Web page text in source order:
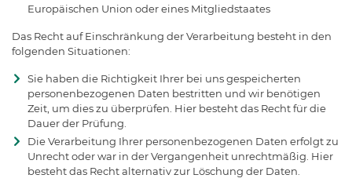
Europäischen Union oder eines Mitgliedstaates
Das Recht auf Einschränkung der Verarbeitung besteht in den
folgenden Situationen:
Sie haben die Richtigkeit Ihrer bei uns gespeicherten
personenbezogenen Daten bestritten und wir benötigen
Zeit, um dies zu überprüfen. Hier besteht das Recht für die
Dauer der Prüfung.
Die Verarbeitung Ihrer personenbezogenen Daten erfolgt zu
Unrecht oder war in der Vergangenheit unrechtmäßig. Hier
besteht das Recht alternativ zur Löschung der Daten.